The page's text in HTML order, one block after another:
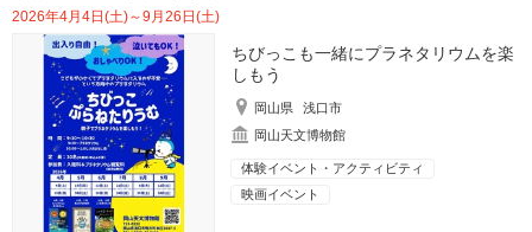
2026年4月4日(土)～9月26日(土)
ちびっこも一緒にプラネタリウムを楽
しもう
岡山県
浅口市
岡山天文博物館
体験イベント・アクティビティ
映画イベント